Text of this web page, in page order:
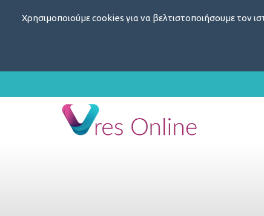
Χρησιμοποιούμε cookies για να βελτιστοποιήσουμε τον